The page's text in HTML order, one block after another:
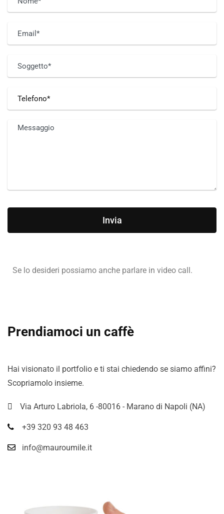
Se lo desideri possiamo anche parlare in video call.
Prendiamoci un caffè
Hai visionato il portfolio e ti stai chiedendo se siamo affini?
Scopriamolo insieme.
Via Arturo Labriola, 6 -80016 - Marano di Napoli (NA)
+39 320 93 48 463
info@mauroumile.it